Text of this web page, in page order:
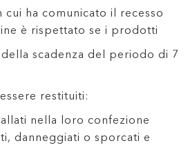
ha comunicato il recesso
è rispettato se i prodotti
scadenza del periodo di 7
restituiti:
nella loro confezione
danneggiati o sporcati e